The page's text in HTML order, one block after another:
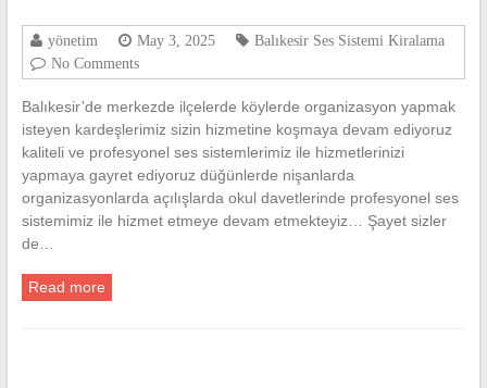
yönetim May 3, 2025
Balıkesir Ses Sistemi Kiralama
No Comments
Balıkesir’de merkezde ilçelerde köylerde organizasyon yapmak
isteyen kardeşlerimiz sizin hizmetine koşmaya devam ediyoruz
kaliteli ve profesyonel ses sistemlerimiz ile hizmetlerinizi
yapmaya gayret ediyoruz düğünlerde nişanlarda
organizasyonlarda açılışlarda okul davetlerinde profesyonel ses
sistemimiz ile hizmet etmeye devam etmekteyiz… Şayet sizler
de…
Read more